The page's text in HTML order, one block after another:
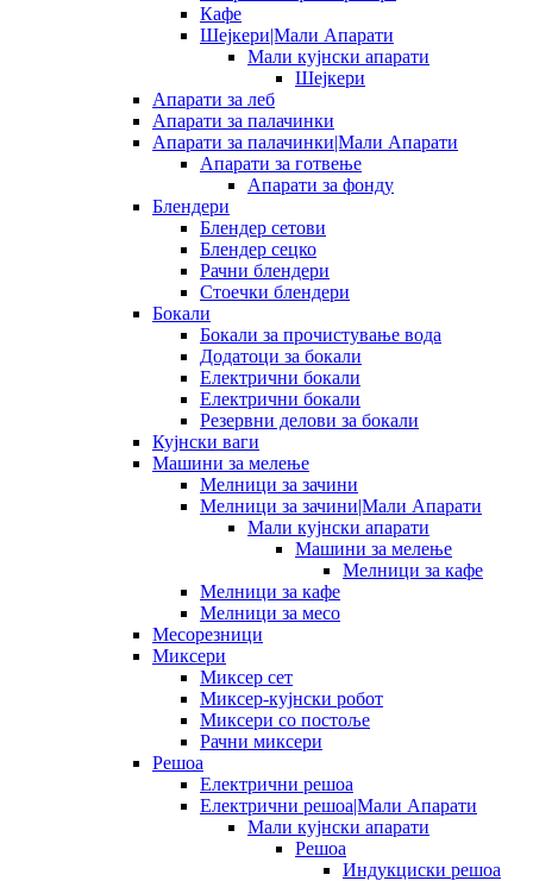
Кафе
Шејкери|Мали Апарати
Мали кујнски апарати
Шејкери
Апарати за леб
Апарати за палачинки
Апарати за палачинки|Мали Апарати
Апарати за готвење
Апарати за фонду
Блендери
Блендер сетови
Блендер сецко
Рачни блендери
Стоечки блендери
Бокали
Бокали за прочистување вода
Додатоци за бокали
Електрични бокали
Електрични бокали
Резервни делови за бокали
Кујнски ваги
Машини за мелење
Мелници за зачини
Мелници за зачини|Мали Апарати
Мали кујнски апарати
Машини за мелење
Мелници за кафе
Мелници за кафе
Мелници за месо
Месорезници
Миксери
Миксер сет
Миксер-кујнски робот
Миксери со постоље
Рачни миксери
Решоа
Електрични решоа
Електрични решоа|Мали Апарати
Мали кујнски апарати
Решоа
Индукциски решоа